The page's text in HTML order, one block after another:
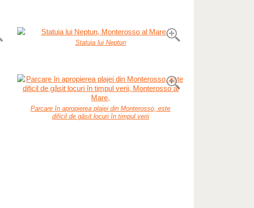
Statuia lui Neptun
Parcare în apropierea plajei din Monterosso, este
dificil de găsit locuri în timpul verii